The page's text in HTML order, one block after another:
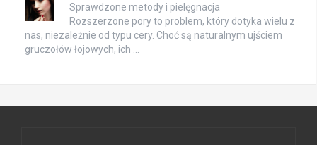
Sprawdzone metody i pielęgnacja
Rozszerzone pory to problem, który dotyka wielu z
nas, niezależnie od typu cery. Choć są naturalnym ujściem
gruczołów łojowych, ich …